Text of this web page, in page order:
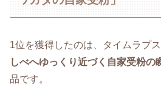
1位を獲得したのは、タイムラプ
しべへゆっくり近づく自家受粉の
品です。